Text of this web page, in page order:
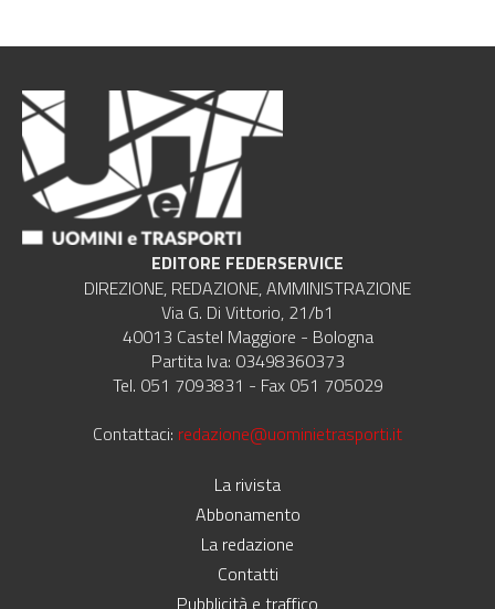
EDITORE FEDERSERVICE
DIREZIONE, REDAZIONE, AMMINISTRAZIONE
Via G. Di Vittorio, 21/b1
40013 Castel Maggiore - Bologna
Partita Iva: 03498360373
Tel. 051 7093831 - Fax 051 705029
Contattaci: redazione@uominietrasporti.it
La rivista
Abbonamento
La redazione
Contatti